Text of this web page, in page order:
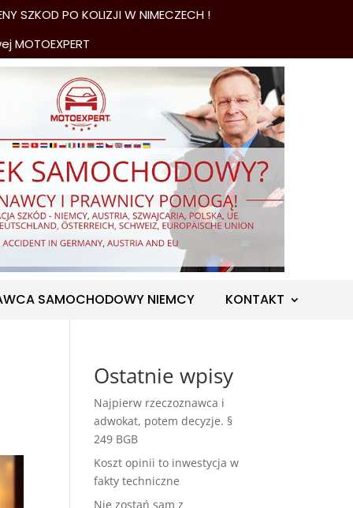
PO KOLIZJI W NIMECZECH !
SAMOCHODOWY NIEMCY KONTAKT
Ostatnie wpisy
Najpierw rzeczoznawca i
adwokat, potem decyzje. §
249 BGB
Koszt opinii to inwestycja w
fakty techniczne
Nie zostań sam z